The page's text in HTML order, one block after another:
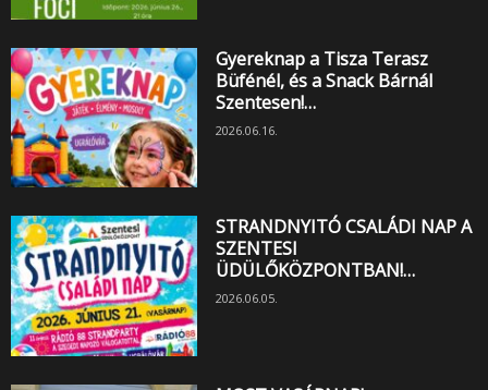
Gyereknap a Tisza Terasz
Büfénél, és a Snack Bárnál
Szentesen!…
2026.06.16.
STRANDNYITÓ CSALÁDI NAP A
SZENTESI
ÜDÜLŐKÖZPONTBAN!…
2026.06.05.